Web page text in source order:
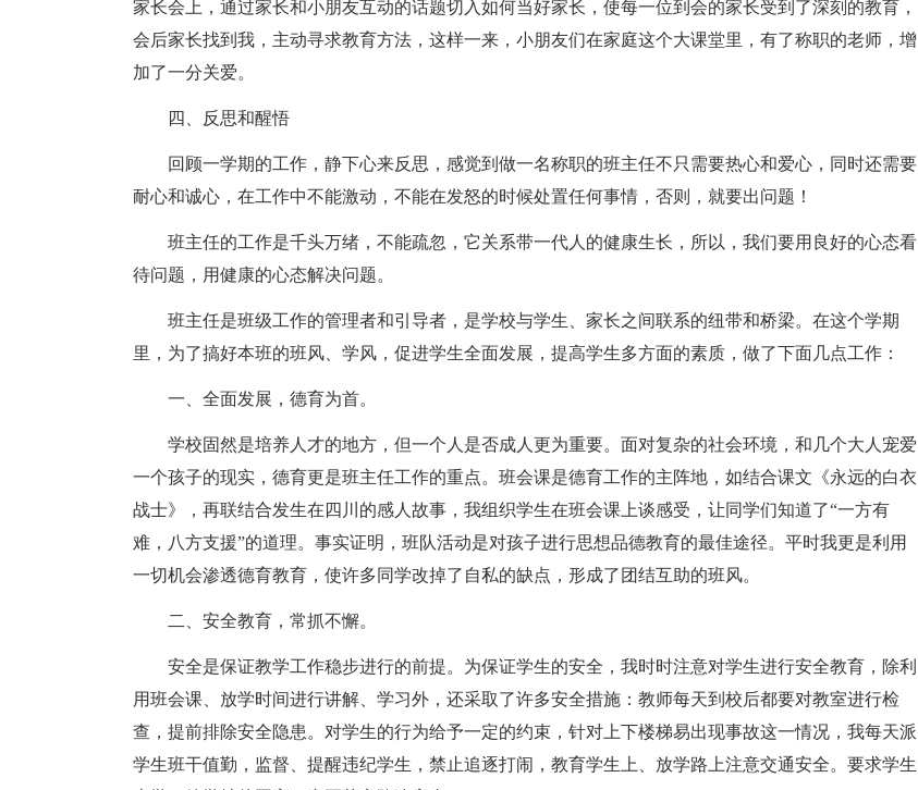
家长会上，通过家长和小朋友互动的话题切入如何当好家长，使每一位到会的家长受到了深刻的教育，
会后家长找到我，主动寻求教育方法，这样一来，小朋友们在家庭这个大课堂里，有了称职的老师，增
加了一分关爱。
四、反思和醒悟
回顾一学期的工作，静下心来反思，感觉到做一名称职的班主任不只需要热心和爱心，同时还需要
耐心和诚心，在工作中不能激动，不能在发怒的时候处置任何事情，否则，就要出问题！
班主任的工作是千头万绪，不能疏忽，它关系带一代人的健康生长，所以，我们要用良好的心态看
待问题，用健康的心态解决问题。
班主任是班级工作的管理者和引导者，是学校与学生、家长之间联系的纽带和桥梁。在这个学期
里，为了搞好本班的班风、学风，促进学生全面发展，提高学生多方面的素质，做了下面几点工作：
一、全面发展，德育为首。
学校固然是培养人才的地方，但一个人是否成人更为重要。面对复杂的社会环境，和几个大人宠爱
一个孩子的现实，德育更是班主任工作的重点。班会课是德育工作的主阵地，如结合课文《永远的白衣
战士》，再联结合发生在四川的感人故事，我组织学生在班会课上谈感受，让同学们知道了“一方有
难，八方支援”的道理。事实证明，班队活动是对孩子进行思想品德教育的最佳途径。平时我更是利用
一切机会渗透德育教育，使许多同学改掉了自私的缺点，形成了团结互助的班风。
二、安全教育，常抓不懈。
安全是保证教学工作稳步进行的前提。为保证学生的安全，我时时注意对学生进行安全教育，除利
用班会课、放学时间进行讲解、学习外，还采取了许多安全措施：教师每天到校后都要对教室进行检
查，提前排除安全隐患。对学生的行为给予一定的约束，针对上下楼梯易出现事故这一情况，我每天派
学生班干值勤，监督、提醒违纪学生，禁止追逐打闹，教育学生上、放学路上注意交通安全。要求学生